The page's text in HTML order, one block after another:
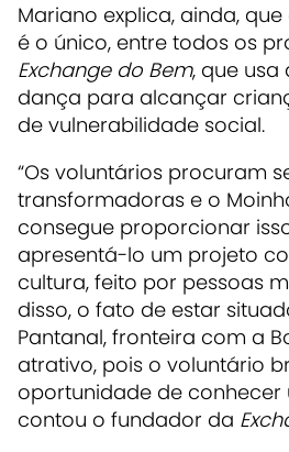
Mariano explica, ainda,
é o único, entre todos os
Exchange do Bem, que usa
dança para alcançar
de vulnerabilidade social.‌
“Os voluntários procuram
transformadoras e o
consegue proporcionar
apresentá-lo um projeto
cultura, feito por pessoas
disso, o fato de estar
Pantanal, fronteira com a
atrativo, pois o voluntário
oportunidade de conhecer
contou o fundador da